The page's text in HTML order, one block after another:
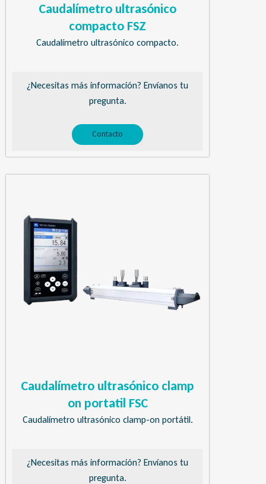
Caudalímetro ultrasónico
compacto FSZ
Caudalímetro ultrasónico compacto.
¿Necesitas más información? Envíanos tu
pregunta.
Contacto
Caudalímetro ultrasónico clamp
on portatil FSC
Caudalímetro ultrasónico clamp-on portátil.
¿Necesitas más información? Envíanos tu
pregunta.